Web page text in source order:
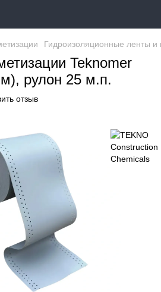
Гидроизоляционные ленты и
Teknomer
рулон 25 м.п.
отзыв